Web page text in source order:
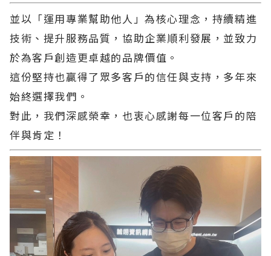
並以「運用專業幫助他人」為核心理念，持續精進
技術、提升服務品質，協助企業順利發展，並致力
於為客戶創造更卓越的品牌價值。
這份堅持也贏得了眾多客戶的信任與支持，多年來
始終選擇我們。
對此，我們深感榮幸，也衷心感謝每一位客戶的陪
伴與肯定！